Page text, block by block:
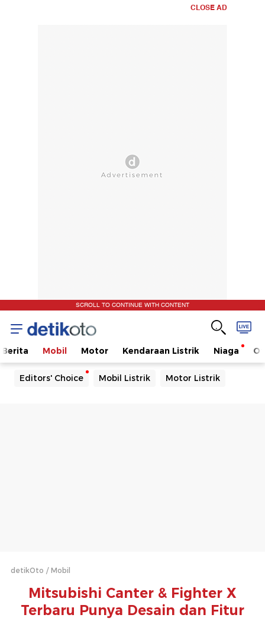
CLOSE AD
SCROLL TO CONTINUE WITH CONTENT
Berita Mobil Motor Kendaraan Listrik Niaga
Editors' Choice Mobil Listrik Motor Listrik
detikOto Mobil
Mitsubishi Canter & Fighter X
Terbaru Punya Desain dan Fitur